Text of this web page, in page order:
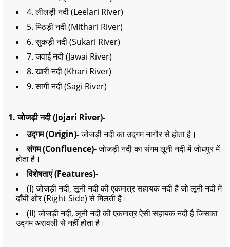
4.लीलड़ी नदी (Leelari River)
5. मिठड़ी नदी (Mithari River)
6.सुकड़ी नदी (Sukari River)
7.जवाई नदी (Jawai River)
8.खारी नदी (Khari River)
9. सागी नदी (Sagi River)
1. जोजड़ी नदी (Jojari River)-
उद्गम (Origin)-जोजड़ी नदी का उद्गम नागौर से होता है।
संगम (Confluence)-जोजड़ी नदी का संगम लूनी नदी में जोधपुर में
होता है।
विशेषताएं (Features)-
(I) जोजड़ी नदी, लूनी नदी की एकमात्र सहायक नदी है जो लूनी नदी में
दाँयी ओर (Right Side) से मिलती है।
(II) जोजड़ी नदी, लूनी नदी की एकमात्र ऐसी सहायक नदी है जिसका
उद्गम अरावली से नहीं होता है।